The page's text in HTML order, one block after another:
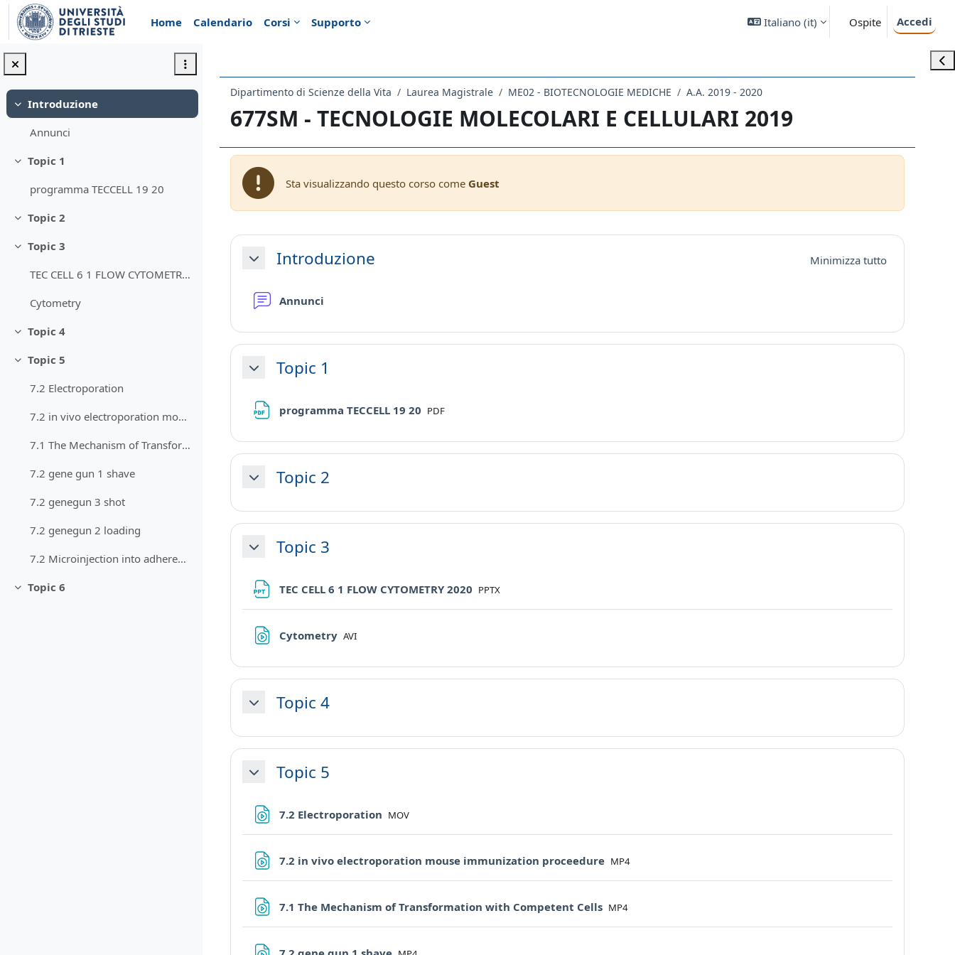
Vai al contenuto principale
Home
Calendario Corsi Supporto Italiano ‎(it)‎ Ospite Accedi
Minimizza
Introduzione
Annunci
Minimizza
Topic 1
programma TECCELL 19 20
Minimizza
Topic 2
Minimizza
Topic 3
TEC CELL 6 1 FLOW CYTOMETRY 2020
Cytometry
Minimizza
Topic 4
Minimizza
Topic 5
7.2 Electroporation
7.2 in vivo electroporation mouse immunization proceedure
7.1 The Mechanism of Transformation with Competent Cells
7.2 gene gun 1 shave
7.2 genegun 3 shot
7.2 genegun 2 loading
7.2 Microinjection into adherent cells trans
Minimizza
Topic 6
Dipartimento di Scienze della Vita Laurea Magistrale ME02 - BIOTECNOLOGIE MEDICHE A.A. 2019 - 2020
677SM - TECNOLOGIE MOLECOLARI E CELLULARI 2019
Sta visualizzando questo corso come Guest
Schema della sezione
MinimizzaIntroduzione Minimizza tutto
Annunci
MinimizzaTopic 1
programma TECCELL 19 20 File
PDF
MinimizzaTopic 2
MinimizzaTopic 3
TEC CELL 6 1 FLOW CYTOMETRY 2020 File
PPTX
Cytometry File
AVI
MinimizzaTopic 4
MinimizzaTopic 5
7.2 Electroporation File
MOV
7.2 in vivo electroporation mouse immunization proceedure File
MP4
7.1 The Mechanism of Transformation with Competent Cells File
MP4
File